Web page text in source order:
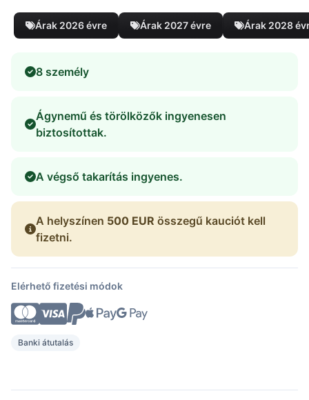
Árak 2026 évre Árak 2027 évre Árak 2028
8 személy
Ágynemű és törölközők ingyenesen
biztosítottak.
A végső takarítás ingyenes.
A helyszínen 500 EUR összegű kauciót kell
fizetni.
Elérhető fizetési módok
Banki átutalás